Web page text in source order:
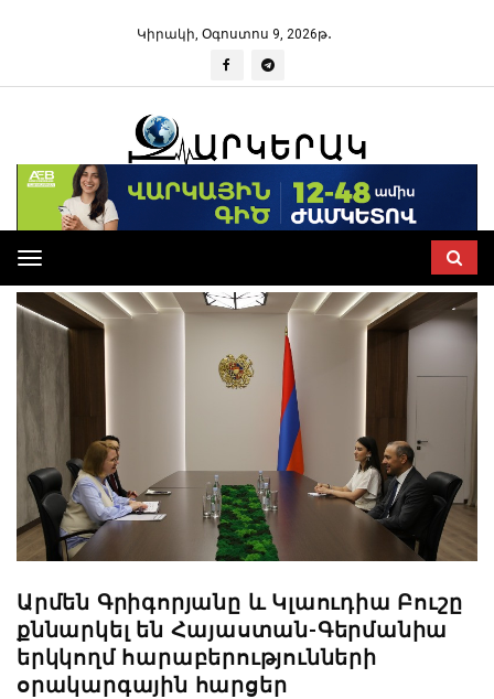
Կիրակի, Օգոստոս 9, 2026թ․
Toggle
navigation
Արմեն Գրիգորյանը և Կլաուդիա Բուշը
քննարկել են Հայաստան-Գերմանիա
երկկողմ հարաբերությունների
օրակարգային հարցեր